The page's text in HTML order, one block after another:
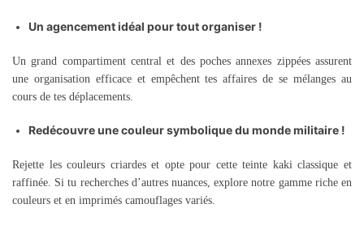
Un agencement idéal pour tout organiser !
Un grand compartiment central et des poches annexes zippées assurent
une organisation efficace et empêchent tes affaires de se mélanges au
cours de tes déplacements.
Redécouvre une couleur symbolique du monde militaire !
Rejette les couleurs criardes et opte pour cette teinte kaki classique et
raffinée. Si tu recherches d’autres nuances, explore notre gamme riche en
couleurs et en imprimés camouflages variés.